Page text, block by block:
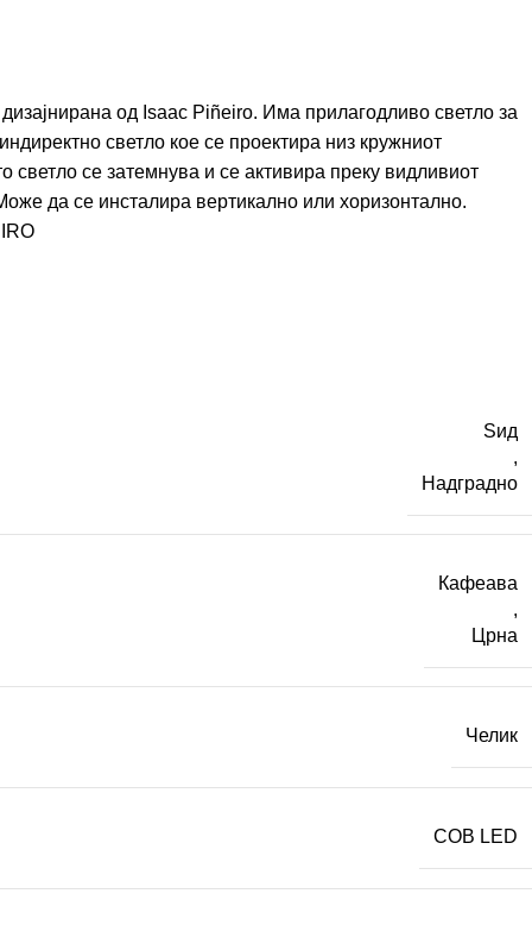
од Isaac Piñeiro. Има прилагодливо светло за
светло кое се проектира низ кружниот
светло се затемнува и се активира преку видливиот
да се инсталира вертикално или хоризонтално.
Ѕид
,
Надградно
Кафеава
,
Црна
Челик
COB LED